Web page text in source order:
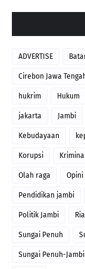
ADVERTISE
Cirebon Jawa
hukrim Hukum
jakarta Jambi
Kebudayaan
Korupsi Kriminal
Olah raga Opini
Pendidikan jambi
Politik Jambi
Sungai Penuh
Sungai Penuh-Jambi